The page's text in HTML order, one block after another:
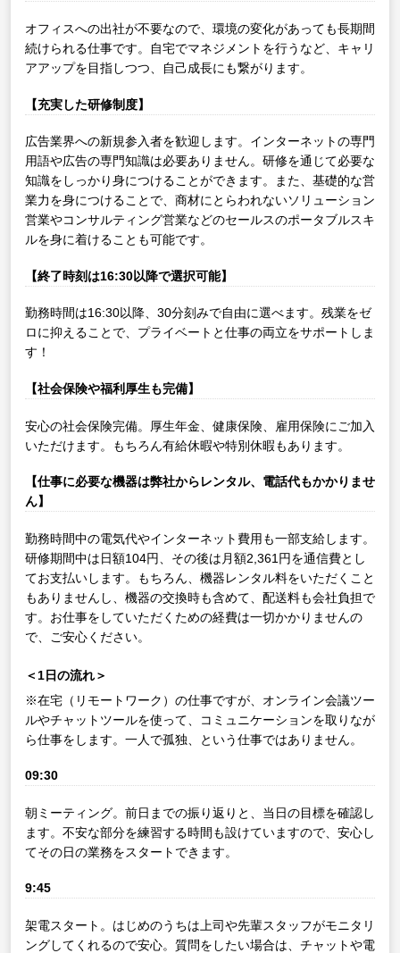
オフィスへの出社が不要なので、環境の変化があっても長期間
続けられる仕事です。自宅でマネジメントを行うなど、キャリ
アアップを目指しつつ、自己成長にも繋がります。
【充実した研修制度】
広告業界への新規参入者を歓迎します。インターネットの専門
用語や広告の専門知識は必要ありません。研修を通じて必要な
知識をしっかり身につけることができます。また、基礎的な営
業力を身につけることで、商材にとらわれないソリューション
営業やコンサルティング営業などのセールスのポータブルスキ
ルを身に着けることも可能です。
【終了時刻は16:30以降で選択可能】
勤務時間は16:30以降、30分刻みで自由に選べます。残業をゼ
ロに抑えることで、プライベートと仕事の両立をサポートしま
す！
【社会保険や福利厚生も完備】
安心の社会保険完備。厚生年金、健康保険、雇用保険にご加入
いただけます。もちろん有給休暇や特別休暇もあります。
【仕事に必要な機器は弊社からレンタル、電話代もかかりませ
ん】
勤務時間中の電気代やインターネット費用も一部支給します。
研修期間中は日額104円、その後は月額2,361円を通信費とし
てお支払いします。もちろん、機器レンタル料をいただくこと
もありませんし、機器の交換時も含めて、配送料も会社負担で
す。お仕事をしていただくための経費は一切かかりませんの
で、ご安心ください。
＜1日の流れ＞
※在宅（リモートワーク）の仕事ですが、オンライン会議ツー
ルやチャットツールを使って、コミュニケーションを取りなが
ら仕事をします。一人で孤独、という仕事ではありません。
09:30
朝ミーティング。前日までの振り返りと、当日の目標を確認し
ます。不安な部分を練習する時間も設けていますので、安心し
てその日の業務をスタートできます。
9:45
架電スタート。はじめのうちは上司や先輩スタッフがモニタリ
ングしてくれるので安心。質問をしたい場合は、チャットや電